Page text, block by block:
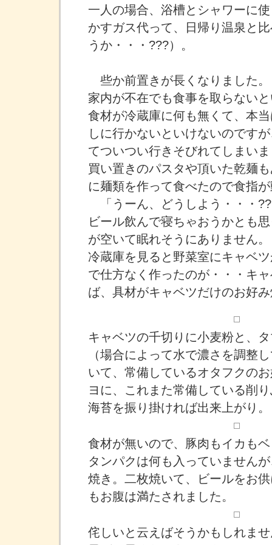
一人の場合、浴槽とシャワーに
かすガス代って、日帰り温泉と
うか・・・???）。
些か前置きが長くなりました。
家内が不在でも食事を取らない
食材が冷蔵庫に何も無くて、本
しに行かないといけないのです
てついつい行きそびれてしまい
買い置きのパスタや頂いた乾麺
に麺類を作って食べたので食指
「うーん、どうしよう・・・
ビール飲んで寝ちゃおうかとも
が空いて眠れそうにありません。
冷蔵庫を見ると野菜室にキャベ
で仕方なく作ったのが・・・キ
ば、具材がキャベツだけのお好
キャベツの千切りに小麦粉と、
（場合によって水で濃さを調整
いて、常備しているオタフクの
ヨに、これまた常備している削
海苔を振り掛ければ出来上がり。
食材が無いので、豚肉もイカも
タンパクは何も入っていません
焼き。二枚焼いて、ビールをお
もお腹は満たされました。
侘しいと云えばそうかもしれま